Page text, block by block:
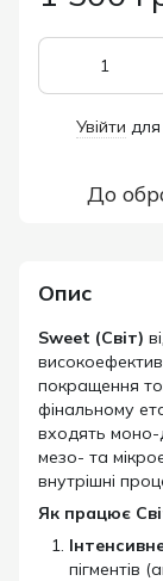
Увійти
До
Опис
Sweet (Світ)
покращення
фінальному
входять моно-
мезо- та
внутрішні
Як працює
пігментів